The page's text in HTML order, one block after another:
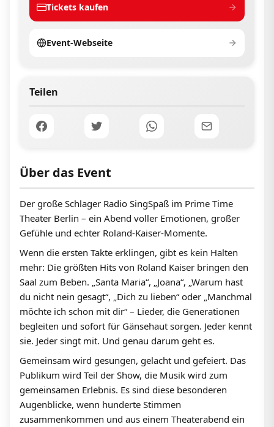
Über das Event
Der große Schlager Radio SingSpaß im Prime Time
Theater Berlin – ein Abend voller Emotionen, großer
Gefühle und echter Roland-Kaiser-Momente.
Wenn die ersten Takte erklingen, gibt es kein Halten
mehr: Die größten Hits von Roland Kaiser bringen den
Saal zum Beben. „Santa Maria“, „Joana“, „Warum hast
du nicht nein gesagt“, „Dich zu lieben“ oder „Manchmal
möchte ich schon mit dir“ – Lieder, die Generationen
begleiten und sofort für Gänsehaut sorgen. Jeder kennt
sie. Jeder singt mit. Und genau darum geht es.
Gemeinsam wird gesungen, gelacht und gefeiert. Das
Publikum wird Teil der Show, die Musik wird zum
gemeinsamen Erlebnis. Es sind diese besonderen
Augenblicke, wenn hunderte Stimmen
zusammenkommen und aus einem Theaterabend ein
Tickets kaufen
Event-Webseite
Teilen